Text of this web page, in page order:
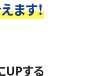
ます！
UPする